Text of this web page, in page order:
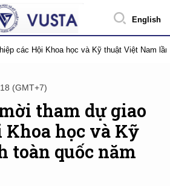
English
các Hội Khoa học và Kỹ thuật Việt Nam
(GMT+7)
tham dự giao
Khoa học và Kỹ
toàn quốc năm